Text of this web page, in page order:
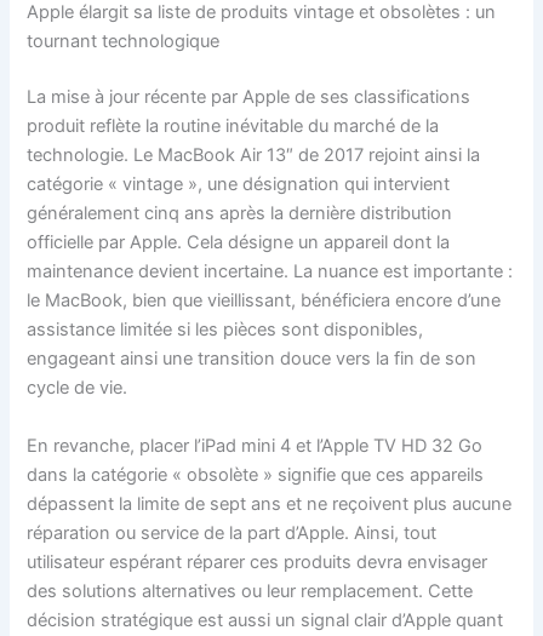
Apple élargit sa liste de produits vintage et obsolètes : un
tournant technologique
La mise à jour récente par Apple de ses classifications
produit reflète la routine inévitable du marché de la
technologie. Le MacBook Air 13″ de 2017 rejoint ainsi la
catégorie « vintage », une désignation qui intervient
généralement cinq ans après la dernière distribution
officielle par Apple. Cela désigne un appareil dont la
maintenance devient incertaine. La nuance est importante :
le MacBook, bien que vieillissant, bénéficiera encore d’une
assistance limitée si les pièces sont disponibles,
engageant ainsi une transition douce vers la fin de son
cycle de vie.
En revanche, placer l’iPad mini 4 et l’Apple TV HD 32 Go
dans la catégorie « obsolète » signifie que ces appareils
dépassent la limite de sept ans et ne reçoivent plus aucune
réparation ou service de la part d’Apple. Ainsi, tout
utilisateur espérant réparer ces produits devra envisager
des solutions alternatives ou leur remplacement. Cette
décision stratégique est aussi un signal clair d’Apple quant